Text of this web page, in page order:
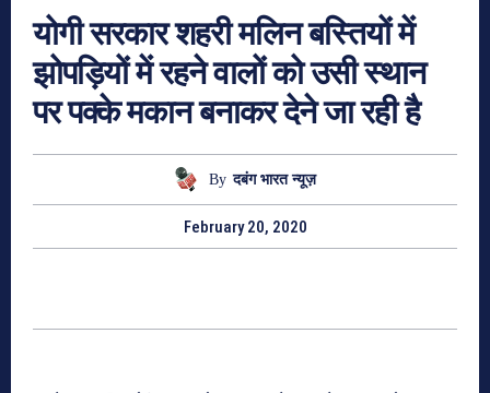
योगी सरकार शहरी मलिन बस्तियों में
झोपड़ियों में रहने वालों को उसी स्थान
पर पक्के मकान बनाकर देने जा रही है
By दबंग भारत न्यूज़
February 20, 2020